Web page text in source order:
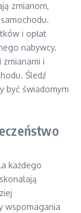
zmianom,
i opłat
nabywcy.
zmianami i
Śledź
być świadomym
każdego
wspomagania